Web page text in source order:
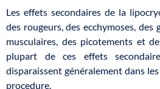
Les effets secondaires de la
des rougeurs, des ecchymoses, des
musculaires, des picotements et
plupart de ces effets
disparaissent généralement dans
procedure.